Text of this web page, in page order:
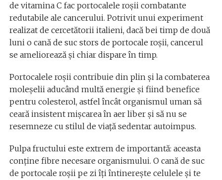
de vitamina C fac portocalele roșii combatante
redutabile ale cancerului. Potrivit unui experiment
realizat de cercetătorii italieni, dacă bei timp de două
luni o cană de suc stors de portocale roșii, cancerul
se ameliorează și chiar dispare în timp.
Portocalele roșii contribuie din plin și la combaterea
moleșelii aducând multă energie și fiind benefice
pentru colesterol, astfel încât organismul uman să
ceară insistent mișcarea în aer liber și să nu se
resemneze cu stilul de viață sedentar autoimpus.
Pulpa fructului este extrem de importantă: aceasta
conține fibre necesare organismului. O cană de suc
de portocale roșii pe zi îți întinerește celulele și te